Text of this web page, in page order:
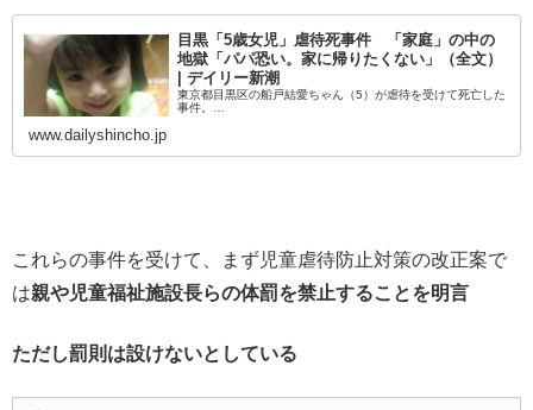
目黒「5歳女児」虐待死事件 「家庭」の中の
地獄「パパ恐い。家に帰りたくない」（全文）
| デイリー新潮
東京都目黒区の船戸結愛ちゃん（5）が虐待を受けて死亡した
事件。…
www.dailyshincho.jp
これらの事件を受けて、まず児童虐待防止対策の改正案で
は親や児童福祉施設長らの体罰を禁止することを明言
ただし罰則は設けないとしている